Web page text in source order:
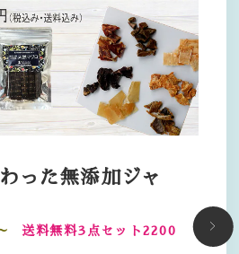
った無添加ジャ
送料無料3点セット2200